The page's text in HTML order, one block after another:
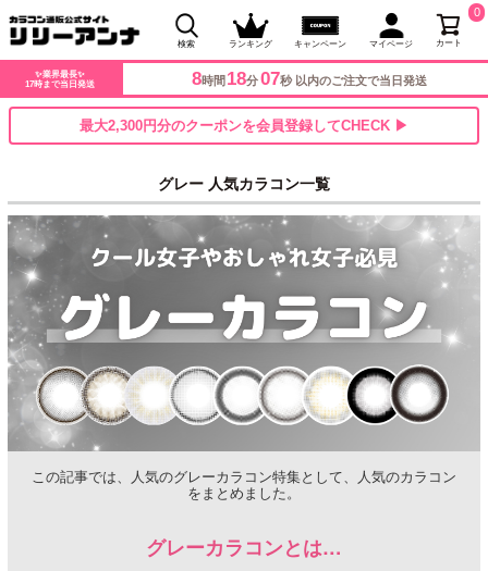
検索 ランキング キャンペーン マイページ カート
0
✨業界最長✨
17時まで当日発送
8時間 18分06秒 以内のご注文で当日発送
最大2,300円分のクーポンを会員登録してCHECK ▶
グレー 人気カラコン一覧
この記事では、人気のグレーカラコン特集として、人気のカラコン
をまとめました。
グレーカラコンとは…